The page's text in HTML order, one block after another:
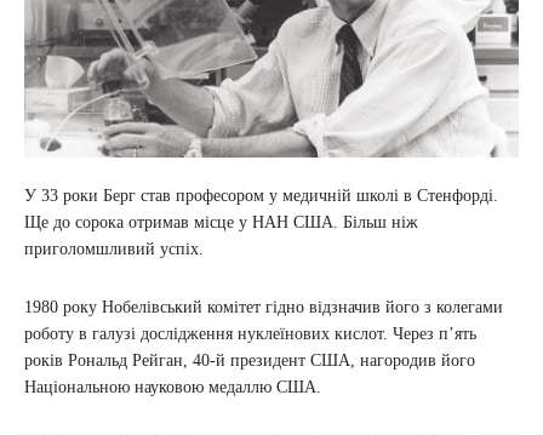
У 33 роки Берг став професором у медичній школі в Стенфорді.
Ще до сорока отримав місце у НАН США. Більш ніж
приголомшливий успіх.
1980 року Нобелівський комітет гідно відзначив його з колегами
роботу в галузі дослідження нуклеїнових кислот. Через п’ять
років Рональд Рейган, 40-й президент США, нагородив його
Національною науковою медаллю США.